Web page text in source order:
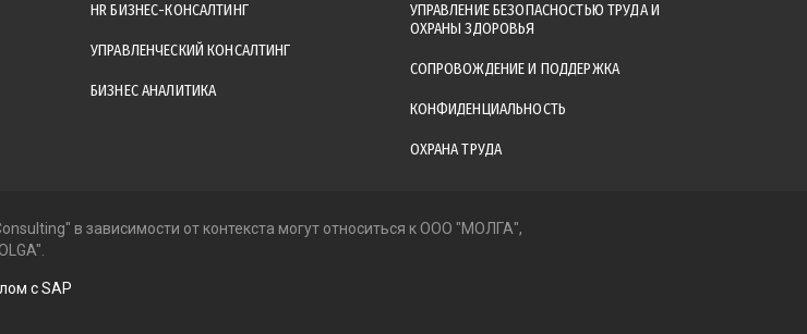
HR БИЗНЕС-КОНСАЛТИНГ
УПРАВЛЕНЧЕСКИЙ КОНСАЛТИНГ
БИЗНЕС АНАЛИТИКА
УПРАВЛЕНИЕ БЕЗОПАСНОСТЬЮ ТРУДА И
ОХРАНЫ ЗДОРОВЬЯ
СОПРОВОЖДЕНИЕ И ПОДДЕРЖКА
КОНФИДЕНЦИАЛЬНОСТЬ
ОХРАНА ТРУДА
в зависимости от контекста могут относиться к ООО "МОЛГА",
с SAP